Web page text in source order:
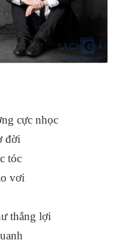
cực nhọc
đời
tóc
vơi
thắng lợi